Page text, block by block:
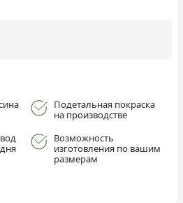
Подетальная покраска
на производстве
Возможность
изготовления по вашим
размерам